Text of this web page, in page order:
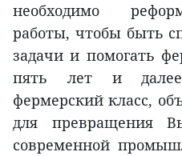
необходимо
работы, чтобы быть
задачи и помогать
пять лет и
фермерский класс,
для превращения
современной